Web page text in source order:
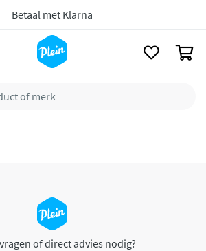
Betaal met Klarna
of direct advies nodig?